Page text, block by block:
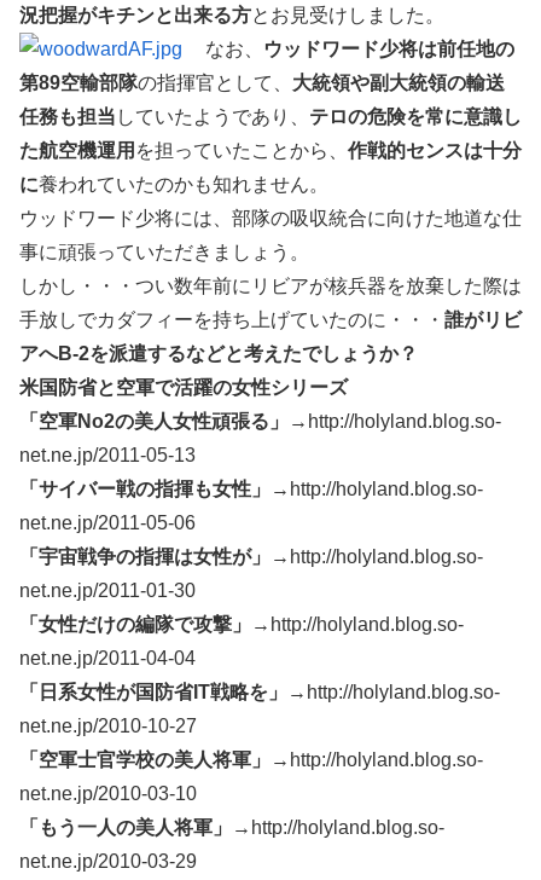
況把握がキチンと出来る方とお見受けしました。
なお、
ウッドワード少将は前任地の
第89空輸部隊の指揮官として、 大統領や副大統領の輸送
任務も担当 していたようであり、 テロの危険を常に意識し
た航空機運用 を担っていたことから、 作戦的センスは十分
に養われていたのかも知れません。
ウッドワード少将には、部隊の吸収統合に向けた地道な仕
事に頑張っていただきましょう。
しかし・・・つい数年前にリビアが核兵器を放棄した際は
手放しでカダフィーを持ち上げていたのに・・・ 誰がリビ
アへB-2を派遣するなどと考えたでしょうか？
米国防省と空軍で活躍の女性シリーズ
「空軍No2の美人女性頑張る」
→http://holyland.blog.so-
net.ne.jp/2011-05-13
「サイバー戦の指揮も女性」
→http://holyland.blog.so-
net.ne.jp/2011-05-06
「宇宙戦争の指揮は女性が」
→http://holyland.blog.so-
net.ne.jp/2011-01-30
「女性だけの編隊で攻撃」
→http://holyland.blog.so-
net.ne.jp/2011-04-04
「日系女性が国防省IT戦略を」
→http://holyland.blog.so-
net.ne.jp/2010-10-27
「空軍士官学校の美人将軍」
→http://holyland.blog.so-
net.ne.jp/2010-03-10
「もう一人の美人将軍」
→http://holyland.blog.so-
net.ne.jp/2010-03-29